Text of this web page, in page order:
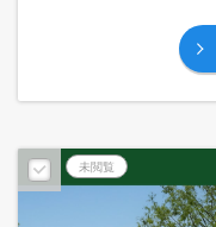
未閲覧